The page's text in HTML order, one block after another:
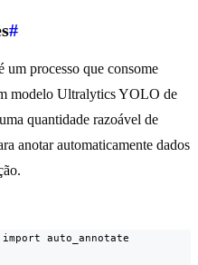
#
um processo que consome
modelo Ultralytics YOLO de
quantidade razoável de
anotar automaticamente dados
auto_annotate